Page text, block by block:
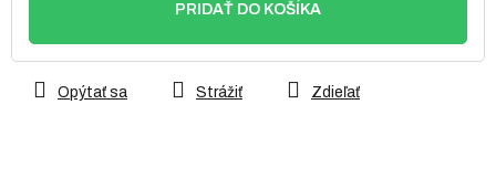
PRIDAŤ DO KOŠÍKA
Opýtať sa Strážiť Zdieľať